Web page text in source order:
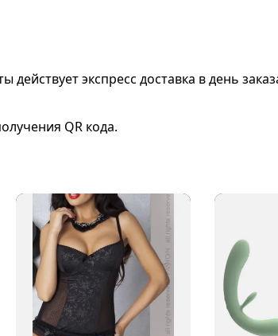
действует экспресс доставка в день
QR кода.